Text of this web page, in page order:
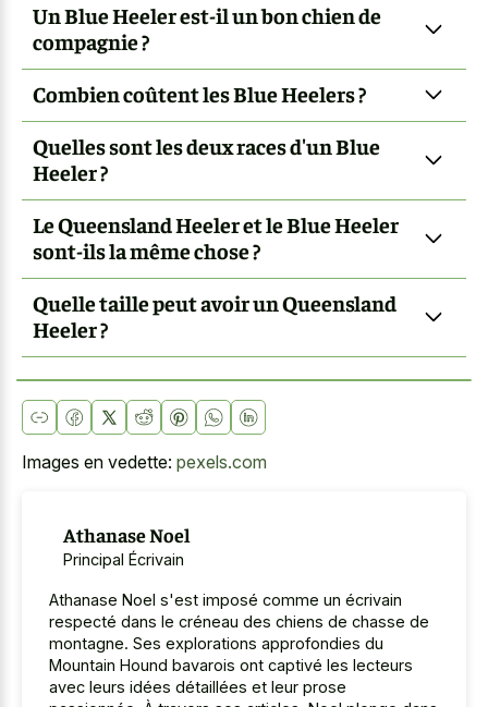
Un Blue Heeler est-il un bon chien de
compagnie ?
Combien coûtent les Blue Heelers ?
Quelles sont les deux races d'un Blue
Heeler ?
Le Queensland Heeler et le Blue Heeler
sont-ils la même chose ?
Quelle taille peut avoir un Queensland
Heeler ?
Images en vedette: pexels.com
Athanase Noel
Principal Écrivain
Athanase Noel s'est imposé comme un écrivain
respecté dans le créneau des chiens de chasse de
montagne. Ses explorations approfondies du
Mountain Hound bavarois ont captivé les lecteurs
avec leurs idées détaillées et leur prose